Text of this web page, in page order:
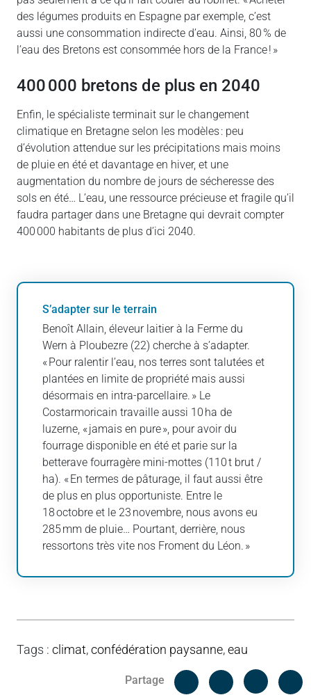
des légumes produits en Espagne par exemple, c’est
aussi une consommation indirecte d’eau. Ainsi, 80 % de
l’eau des Bretons est consommée hors de la France ! »
400 000 bretons de plus en 2040
Enfin, le spécialiste terminait sur le changement
climatique en Bretagne selon les modèles : peu
d’évolution attendue sur les précipitations mais moins
de pluie en été et davantage en hiver, et une
augmentation du nombre de jours de sécheresse des
sols en été… L’eau, une ressource précieuse et fragile qu’il
faudra partager dans une Bretagne qui devrait compter
400 000 habitants de plus d’ici 2040.
S’adapter sur le terrain
Benoît Allain, éleveur laitier à la Ferme du
Wern à Ploubezre (22) cherche à s’adapter.
« Pour ralentir l’eau, nos terres sont talutées et
plantées en limite de propriété mais aussi
désormais en intra-parcellaire. » Le
Costarmoricain travaille aussi 10 ha de
luzerne, « jamais en pure », pour avoir du
fourrage disponible en été et parie sur la
betterave fourragère mini-mottes (110 t brut /
ha). « En termes de pâturage, il faut aussi être
de plus en plus opportuniste. Entre le
18 octobre et le 23 novembre, nous avons eu
285 mm de pluie… Pourtant, derrière, nous
ressortons très vite nos Froment du Léon. »
Tags : climat,confédération paysanne,eau
Partage
Facebook